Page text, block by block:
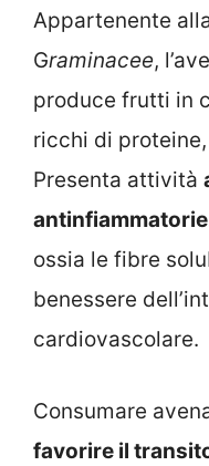
Appartenente
Graminacee,
produce frutti in
ricchi di
Presenta attività
antinfiammatorie
ossia le fibre
benessere
cardiovascolare.
Consumare
favorire il